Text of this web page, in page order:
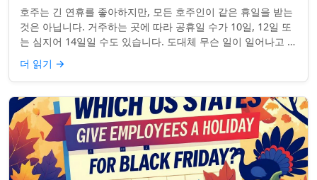
호주는 긴 연휴를 좋아하지만, 모든 호주인이 같은 휴일을 받는
것은 아닙니다. 거주하는 곳에 따라 공휴일 수가 10일, 12일 또
는 심지어 14일일 수도 있습니다. 도대체 무슨 일이 일어나고 있
는 걸까요? 왜 일부 ...
더 읽기 →